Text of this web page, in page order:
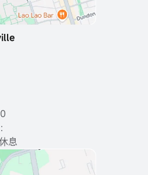
息